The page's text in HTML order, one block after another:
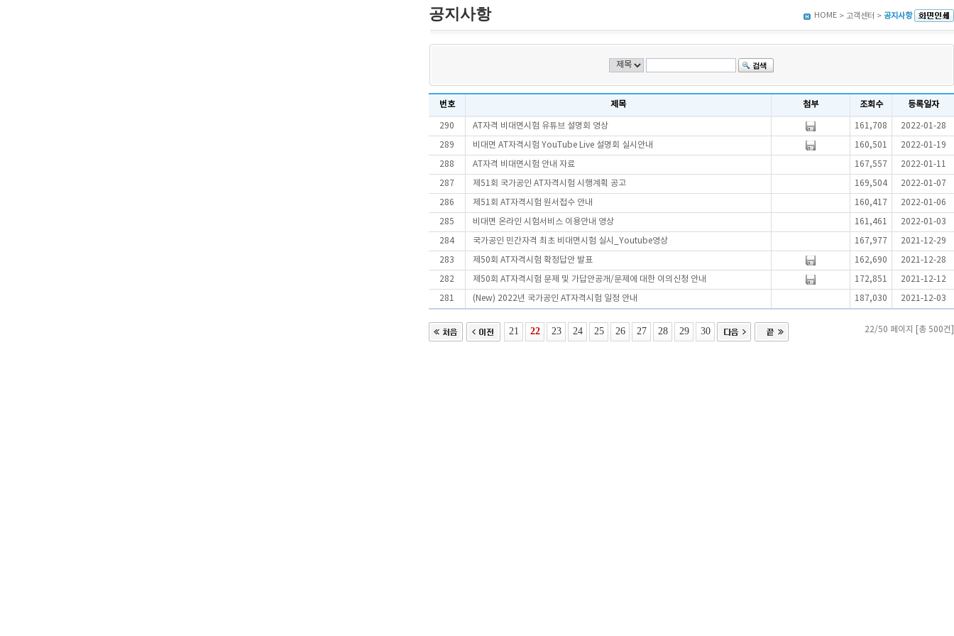
공지사항 HOME > 고객센터 > 공지사항
번호 제목 첨부 조회수 등록일자
290 AT자격 비대면시험 유튜브 설명회 영상 161,708 2022-01-28
289 비대면 AT자격시험 YouTube Live 설명회 실시안내 160,501 2022-01-19
288 AT자격 비대면시험 안내 자료 167,557 2022-01-11
287 제51회 국가공인 AT자격시험 시행계획 공고 169,504 2022-01-07
286 제51회 AT자격시험 원서접수 안내 160,417 2022-01-06
285 비대면 온라인 시험서비스 이용안내 영상 161,461 2022-01-03
284 국가공인 민간자격 최초 비대면시험 실시_Youtube영상 167,977 2021-12-29
283 제50회 AT자격시험 확정답안 발표 162,690 2021-12-28
282 제50회 AT자격시험 문제 및 가답안공개/문제에 대한 이의신청 안내 172,851 2021-12-12
281 (New) 2022년 국가공인 AT자격시험 일정 안내 187,030 2021-12-03
21 22 23 24 25 26 27 28 29 30 22/50 페이지 [총 500건]